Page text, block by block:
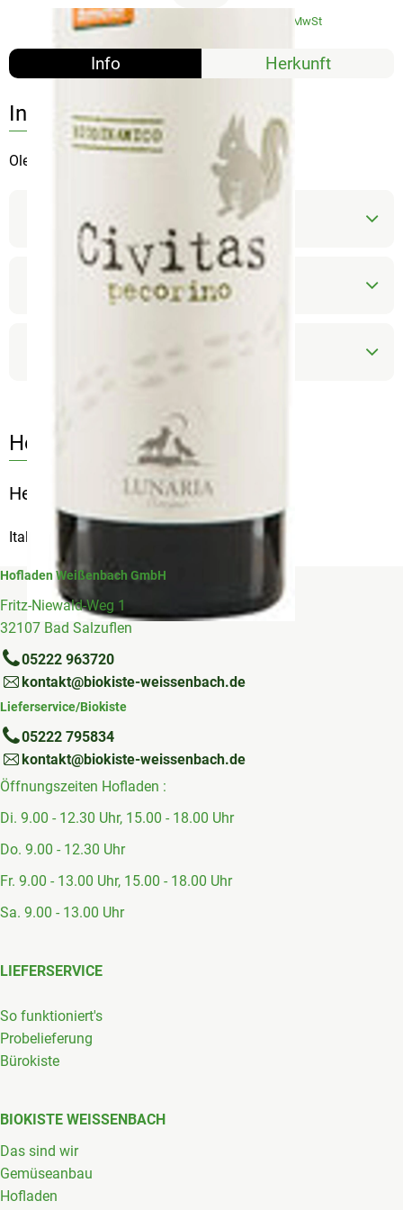
#7210 8,99 € 19% MwSt
Info Herkunft
Info
Olearia Orsogna
Produktinformationen
Produktdatenblatt
Herkunft
Hersteller: OVO
Italien
Hofladen Weißenbach GmbH
Fritz-Niewald-Weg 1
32107 Bad Salzuflen
05222 963720
kontakt@biokiste-weissenbach.de
Lieferservice/Biokiste
05222 795834
kontakt@biokiste-weissenbach.de
Öffnungszeiten Hofladen :
Di. 9.00 - 12.30 Uhr, 15.00 - 18.00 Uhr
Do. 9.00 - 12.30 Uhr
Fr. 9.00 - 13.00 Uhr, 15.00 - 18.00 Uhr
Sa. 9.00 - 13.00 Uhr
LIEFERSERVICE
So funktioniert's
Probelieferung
Bürokiste
BIOKISTE WEISSENBACH
Das sind wir
Gemüseanbau
Hofladen